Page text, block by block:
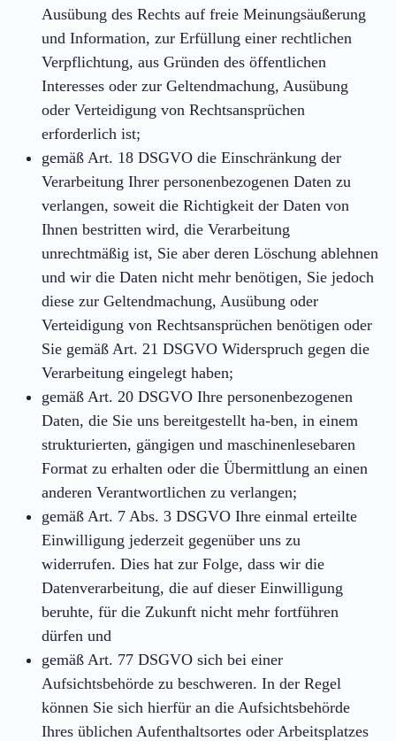
Ausübung des Rechts auf freie Meinungsäußerung
und Information, zur Erfüllung einer rechtlichen
Verpflichtung, aus Gründen des öffentlichen
Interesses oder zur Geltendmachung, Ausübung
oder Verteidigung von Rechtsansprüchen
erforderlich ist;
gemäß Art. 18 DSGVO die Einschränkung der
Verarbeitung Ihrer personenbezogenen Daten zu
verlangen, soweit die Richtigkeit der Daten von
Ihnen bestritten wird, die Verarbeitung
unrechtmäßig ist, Sie aber deren Löschung ablehnen
und wir die Daten nicht mehr benötigen, Sie jedoch
diese zur Geltendmachung, Ausübung oder
Verteidigung von Rechtsansprüchen benötigen oder
Sie gemäß Art. 21 DSGVO Widerspruch gegen die
Verarbeitung eingelegt haben;
gemäß Art. 20 DSGVO Ihre personenbezogenen
Daten, die Sie uns bereitgestellt ha-ben, in einem
strukturierten, gängigen und maschinenlesebaren
Format zu erhalten oder die Übermittlung an einen
anderen Verantwortlichen zu verlangen;
gemäß Art. 7 Abs. 3 DSGVO Ihre einmal erteilte
Einwilligung jederzeit gegenüber uns zu
widerrufen. Dies hat zur Folge, dass wir die
Datenverarbeitung, die auf dieser Einwilligung
beruhte, für die Zukunft nicht mehr fortführen
dürfen und
gemäß Art. 77 DSGVO sich bei einer
Aufsichtsbehörde zu beschweren. In der Regel
können Sie sich hierfür an die Aufsichtsbehörde
Ihres üblichen Aufenthaltsortes oder Arbeitsplatzes